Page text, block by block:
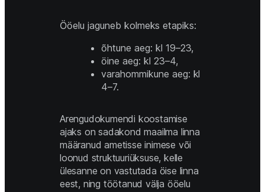
Ööelu jaguneb kolmeks etapiks:
õhtune aeg: kl 19–23,
öine aeg: kl 23–4,
varahommikune aeg: kl
4–7.
Arengudokumendi koostamise
ajaks on sadakond maailma linna
määranud ametisse inimese või
loonud struktuuriüksuse, kelle
ülesanne on vastutada öise linna
eest, ning töötanud välja ööelu